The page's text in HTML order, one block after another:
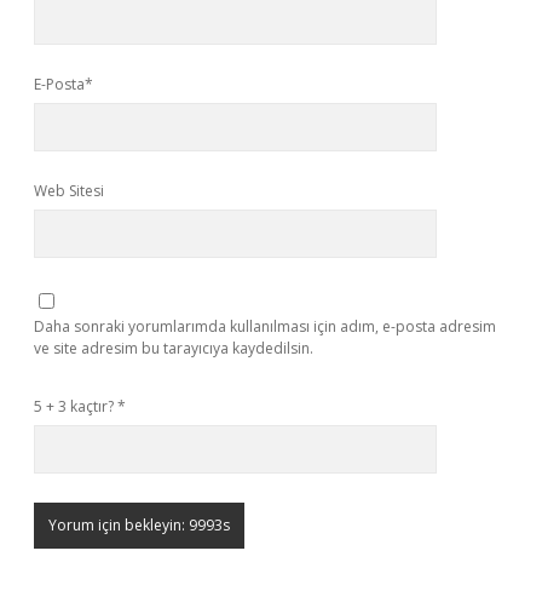
E-Posta*
Web Sitesi
Daha sonraki yorumlarımda kullanılması için adım, e-posta adresim
ve site adresim bu tarayıcıya kaydedilsin.
5 + 3 kaçtır?*